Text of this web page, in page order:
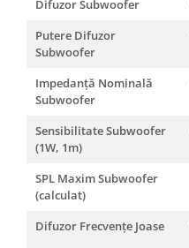
Difuzor Subwoofer
Putere Difuzor
Subwoofer
Impedanță Nominală
Subwoofer
Sensibilitate Subwoofer
(1W, 1m)
SPL Maxim Subwoofer
(calculat)
Difuzor Frecvențe Joase